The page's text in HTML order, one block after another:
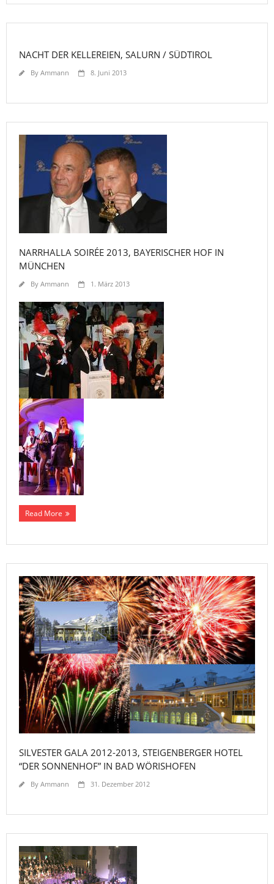
NACHT DER KELLEREIEN, SALURN / SÜDTIROL
By Ammann 8. Juni 2013
NARRHALLA SOIRÉE 2013, BAYERISCHER HOF IN
MÜNCHEN
By Ammann 1. März 2013
Read More
SILVESTER GALA 2012-2013, STEIGENBERGER HOTEL
“DER SONNENHOF” IN BAD WÖRISHOFEN
By Ammann 31. Dezember 2012